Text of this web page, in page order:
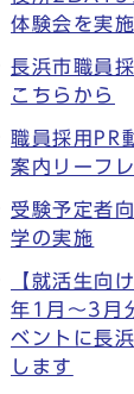
体験会を実
長浜市職員
こちらから
職員採用PR
案内リーフ
受験予定者
学の実施
【就活生向
年1月～3月
ベントに長
します